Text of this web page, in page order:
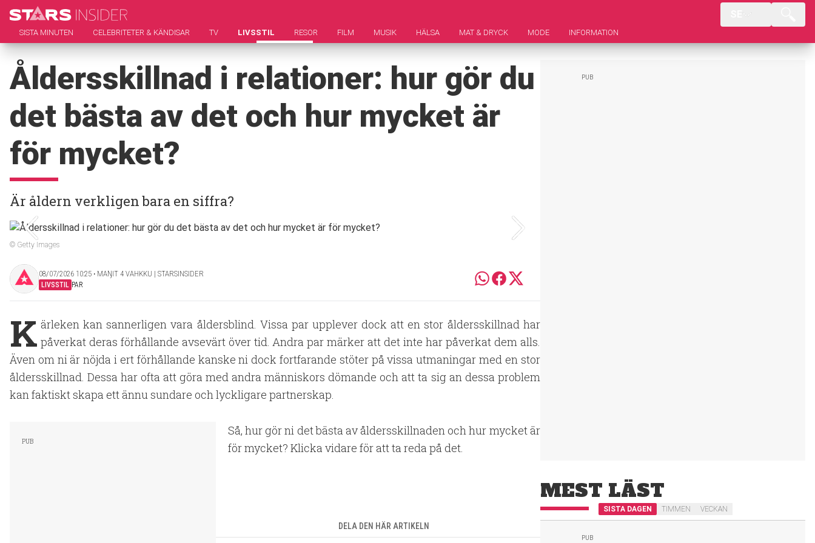
SISTA MINUTEN CELEBRITETER & KÄNDISAR TV LIVSSTIL RESOR FILM MUSIK HÄLSA MAT & DRYCK MODE INFORMATION
Åldersskillnad i relationer: hur gör du
det bästa av det och hur mycket är
för mycket?
Är åldern verkligen bara en siffra?
© Getty Images
08/07/2026 10:25 ‧ MAŊIT 4 VAHKKU | STARSINSIDER
LIVSSTIL PAR
K ärleken kan sannerligen vara åldersblind. Vissa par upplever dock att en stor åldersskillnad har
påverkat deras förhållande avsevärt över tid. Andra par märker att det inte har påverkat dem alls.
Även om ni är nöjda i ert förhållande kanske ni dock fortfarande stöter på vissa utmaningar med en stor
åldersskillnad. Dessa har ofta att göra med andra människors dömande och att ta sig an dessa problem
kan faktiskt skapa ett ännu sundare och lyckligare partnerskap.
Så, hur gör ni det bästa av åldersskillnaden och hur mycket är
för mycket? Klicka vidare för att ta reda på det.
DELA DEN HÄR ARTIKELN
MEST LÄST
SISTA DAGEN TIMMEN VECKAN